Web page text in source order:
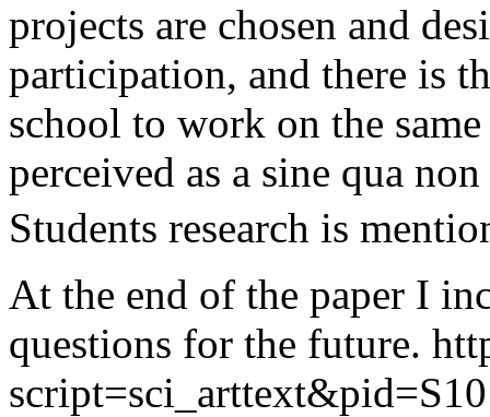
projects are chosen and
participation, and there is
school to work on the
perceived as a sine qua
Students research is
At the end of the paper I
questions for the future.